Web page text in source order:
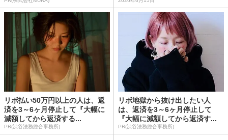
リボ払い50万円以上の人は、返
済を3～6ヶ月停止して『大幅に
減額してから返済する...
PR(渋谷法務総合事務所)
リボ地獄から抜け出したい人
は、返済を3～6ヶ月停止して
『大幅に減額してから返済す...
PR(渋谷法務総合事務所)